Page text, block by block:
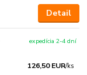
Detail
126,50 EUR/ks
expedícia 2-4 dní